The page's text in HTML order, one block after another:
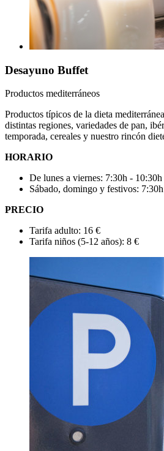
Desayuno Buffet
Productos mediterráneos
Productos típicos de la dieta
distintas regiones, variedades de pan,
temporada, cereales y nuestro rincón
HORARIO
De lunes a viernes: 7:30h - 10:30h
Sábado, domingo y festivos:
PRECIO
Tarifa adulto: 16 €
Tarifa niños (5-12 años): 8 €